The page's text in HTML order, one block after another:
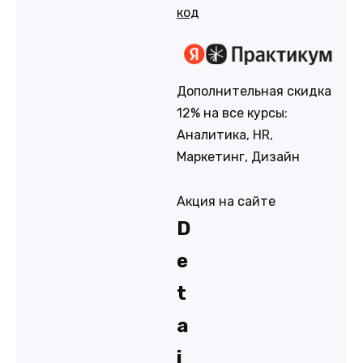
код
Дополнительная скидка
12% на все курсы:
Аналитика, HR,
Маркетинг, Дизайн
Акция на сайте
D
e
t
a
i